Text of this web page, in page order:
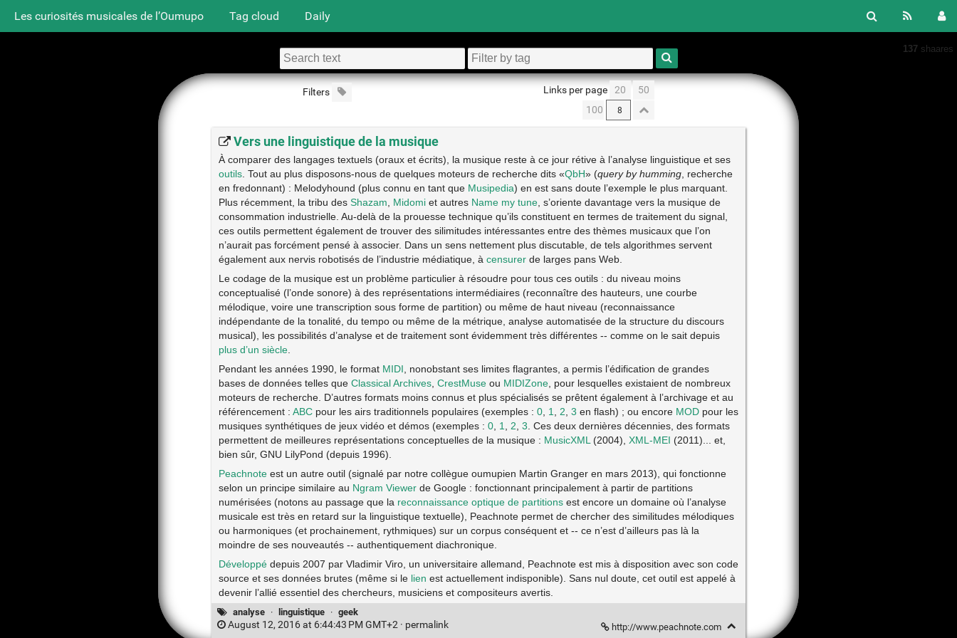
Les curiosités musicales de l’Oumupo Tag cloud Daily
137 shaares
Filters Links per page 20
50
100
Vers une linguistique de la musique
À comparer des langages textuels (oraux et écrits), la musique reste à ce jour rétive à l’analyse linguistique et ses
outils. Tout au plus disposons-nous de quelques moteurs de recherche dits «QbH» (query by humming, recherche
en fredonnant) : Melodyhound (plus connu en tant que Musipedia) en est sans doute l’exemple le plus marquant.
Plus récemment, la tribu des Shazam Midomiet autres Name my tune, s’oriente davantage vers la musique de
consommation industrielle. Au-delà de la prouesse technique qu’ils constituent en termes de traitement du signal,
ces outils permettent également de trouver des silimitudes intéressantes entre des thèmes musicaux que l’on
n’aurait pas forcément pensé à associer. Dans un sens nettement plus discutable, de tels algorithmes servent
également aux nervis robotisés de l’industrie médiatique, à censurerde larges pans Web.
Le codage de la musique est un problème particulier à résoudre pour tous ces outils : du niveau moins
conceptualisé (l’onde sonore) à des représentations intermédiaires (reconnaître des hauteurs, une courbe
mélodique, voire une transcription sous forme de partition) ou même de haut niveau (reconnaissance
indépendante de la tonalité, du tempo ou même de la métrique, analyse automatisée de la structure du discours
musical), les possibilités d’analyse et de traitement sont évidemment très différentes -- comme on le sait depuis
plus d’un siècle.
Pendant les années 1990, le format MIDI , nonobstant ses limites flagrantes, a permis l’édification de grandes
bases de données telles que Classical Archives, CrestMuseou MIDIZone, pour lesquelles existaient de nombreux
moteurs de recherche. D’autres formats moins connus et plus spécialisés se prêtent également à l’archivage et au
référencement : ABCpour les airs traditionnels populaires (exemples : 0, 1 2 3 en flash) ; ou encore MODpour les
musiques synthétiques de jeux vidéo et démos (exemples : 0, 1 2 3 . Ces deux dernières décennies, des formats
permettent de meilleures représentations conceptuelles de la musique : MusicXML (2004), XML-MEI (2011)... et,
bien sûr, GNU LilyPond (depuis 1996).
Peachnoteest un autre outil (signalé par notre collègue oumupien Martin Granger en mars 2013), qui fonctionne
selon un principe similaire au Ngram Viewerde Google : fonctionnant principalement à partir de partitions
numérisées (notons au passage que la reconnaissance optique de partitionsest encore un domaine où l’analyse
musicale est très en retard sur la linguistique textuelle), Peachnote permet de chercher des similitudes mélodiques
ou harmoniques (et prochainement, rythmiques) sur un corpus conséquent et -- ce n’est d’ailleurs pas là la
moindre de ses nouveautés -- authentiquement diachronique.
Développédepuis 2007 par Vladimir Viro, un universitaire allemand, Peachnote est mis à disposition avec son code
source et ses données brutes (même si le lien est actuellement indisponible). Sans nul doute, cet outil est appelé à
devenir l’allié essentiel des chercheurs, musiciens et compositeurs avertis.
analyse · linguistique · geek
August 12, 2016 at 6:44:43 PM GMT+2 · permalink http://www.peachnote.com